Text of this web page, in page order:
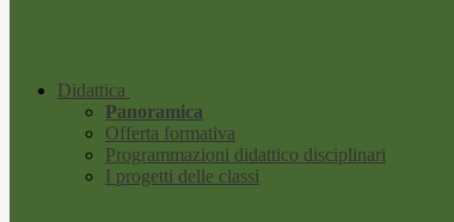
Didattica
Panoramica
Offerta formativa
Programmazioni didattico disciplinari
I progetti delle classi